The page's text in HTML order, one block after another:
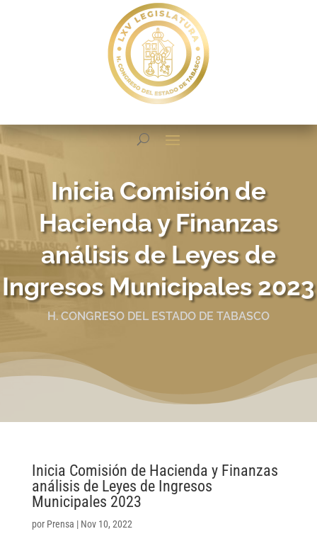
Inicia Comisión de
Hacienda y Finanzas
análisis de Leyes de
Ingresos Municipales 2023
H. CONGRESO DEL ESTADO DE TABASCO
Inicia Comisión de Hacienda y Finanzas
análisis de Leyes de Ingresos
Municipales 2023
por Prensa | Nov 10, 2022